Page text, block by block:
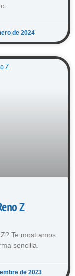
de 2024
Z
Te mostramos
sencilla.
de 2023